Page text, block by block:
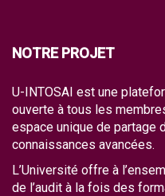
NOTRE PROJET
U-INTOSAI est une
ouverte à tous les
espace unique de partage
connaissances avancées.
L’Université offre à
de l’audit à la fois des